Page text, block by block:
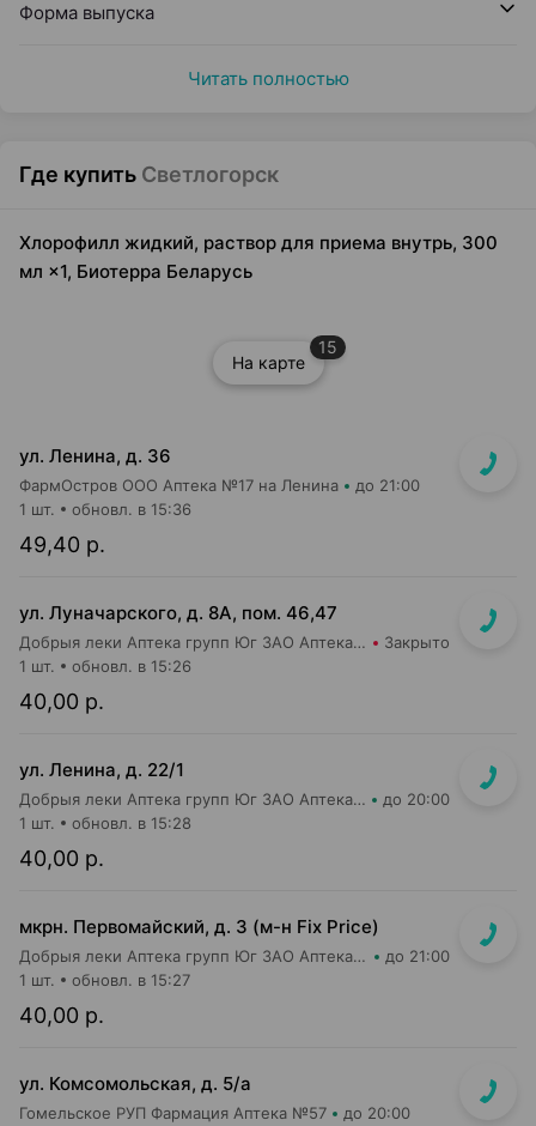
Форма выпуска
Читать полностью
Где купить Светлогорск
Хлорофилл жидкий, раствор для приема внутрь, 300
мл ×1, Биотерра Беларусь
На карте
15
ул. Ленина, д. 36
ФармОстров ООО Аптека №17 на Ленина до 21:00
49,40 р.
1 шт. обновл. в 15:36
ул. Луначарского, д. 8А, пом. 46,47
Добрыя леки Аптека групп Юг ЗАО Аптека №38 Закрыто
40,00 р.
1 шт. обновл. в 15:26
ул. Ленина, д. 22/1
Добрыя леки Аптека групп Юг ЗАО Аптека №75 до 20:00
40,00 р.
1 шт. обновл. в 15:28
мкрн. Первомайский, д. 3 (м-н Fix Рrice)
Добрыя леки Аптека групп Юг ЗАО Аптека №42 до 21:00
40,00 р.
1 шт. обновл. в 15:27
ул. Комсомольская, д. 5/а
Гомельское РУП Фармация Аптека №57 до 20:00